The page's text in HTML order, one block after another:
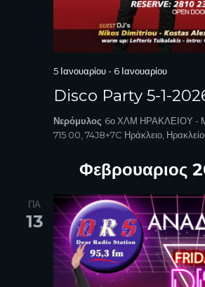
5 Ιανουαρίου- 6 Ιανουαρίου
Disco Party 5-1-
Νερόμυλος 6ο ΧΛΜ ΗΡΑΚΛΕΙΟΥ -
715 00, 74J8+7C Ηράκλειο,
Φεβρουαριος
ΠΑ
13